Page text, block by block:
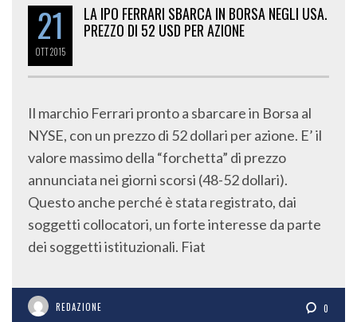
21
OTT2015
LA IPO FERRARI SBARCA IN BORSA NEGLI USA.
PREZZO DI 52 USD PER AZIONE
Il marchio Ferrari pronto a sbarcare in Borsa al
NYSE, con un prezzo di 52 dollari per azione. E’ il
valore massimo della “forchetta” di prezzo
annunciata nei giorni scorsi (48-52 dollari).
Questo anche perché è stata registrato, dai
soggetti collocatori, un forte interesse da parte
dei soggetti istituzionali. Fiat
REDAZIONE 0